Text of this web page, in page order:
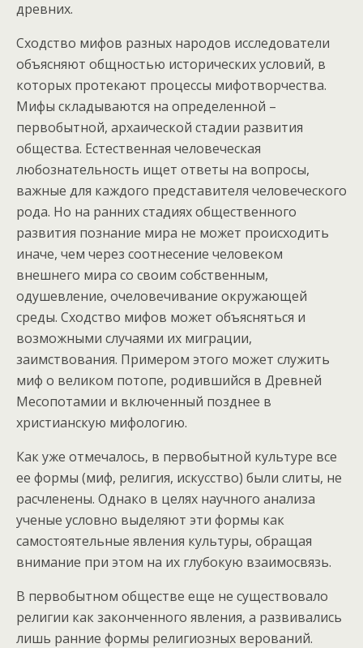
древних.
Сходство мифов разных народов исследователи
объясняют общностью исторических условий, в
которых протекают процессы мифотворчества.
Мифы складываются на определенной –
первобытной, архаической стадии развития
общества. Естественная человеческая
любознательность ищет ответы на вопросы,
важные для каждого представителя человеческого
рода. Но на ранних стадиях общественного
развития познание мира не может происходить
иначе, чем через соотнесение человеком
внешнего мира со своим собственным,
одушевление, очеловечивание окружающей
среды. Сходство мифов может объясняться и
возможными случаями их миграции,
заимствования. Примером этого может служить
миф о великом потопе, родившийся в Древней
Месопотамии и включенный позднее в
христианскую мифологию.
Как уже отмечалось, в первобытной культуре все
ее формы (миф, религия, искусство) были слиты, не
расчленены. Однако в целях научного анализа
ученые условно выделяют эти формы как
самостоятельные явления культуры, обращая
внимание при этом на их глубокую взаимосвязь.
В первобытном обществе еще не существовало
религии как законченного явления, а развивались
лишь ранние формы религиозных верований.